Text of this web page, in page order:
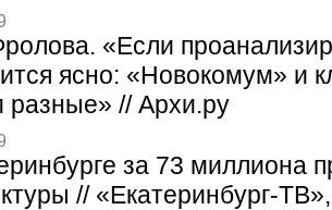
«Если
ясно: «Новокомум» и
разные» // Архи.ру
за 73 миллиона
// «Екатеринбург-